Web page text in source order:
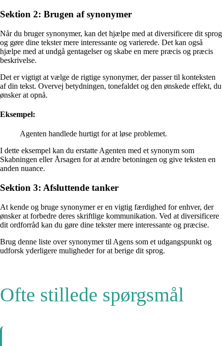
Sektion 2: Brugen af synonymer
Når du bruger synonymer, kan det hjælpe med at diversificere dit sprog
og gøre dine tekster mere interessante og varierede. Det kan også
hjælpe med at undgå gentagelser og skabe en mere præcis og præcis
beskrivelse.
Det er vigtigt at vælge de rigtige synonymer, der passer til konteksten
af din tekst. Overvej betydningen, tonefaldet og den ønskede effekt, du
ønsker at opnå.
Eksempel:
Agenten handlede hurtigt for at løse problemet.
I dette eksempel kan du erstatte Agenten med et synonym som
Skabningen eller Årsagen for at ændre betoningen og give teksten en
anden nuance.
Sektion 3: Afsluttende tanker
At kende og bruge synonymer er en vigtig færdighed for enhver, der
ønsker at forbedre deres skriftlige kommunikation. Ved at diversificere
dit ordforråd kan du gøre dine tekster mere interessante og præcise.
Brug denne liste over synonymer til Agens som et udgangspunkt og
udforsk yderligere muligheder for at berige dit sprog.
Ofte stillede spørgsmål